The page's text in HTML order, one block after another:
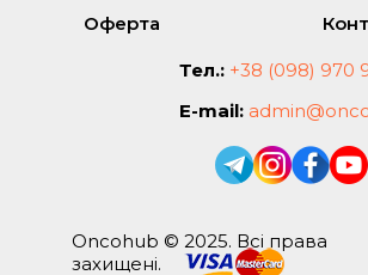
Оферта
Тел.: +38 (098) 970
E-mail:
Oncohub © 2025. Всі права
захищені.